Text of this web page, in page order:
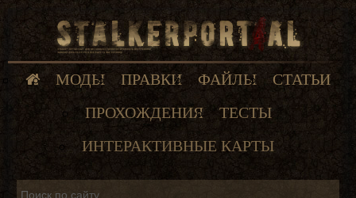
МОДЫ ПРАВКИ ФАЙЛЫ
СТАТЬИ
ПРОХОЖДЕНИЯ
ТЕСТЫ
ИНТЕРАКТИВНЫЕ КАРТЫ